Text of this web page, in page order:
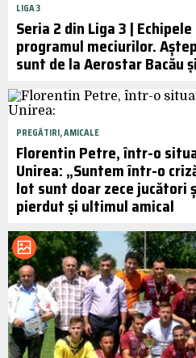
LIGA 3
Seria 2 din Liga 3 |
programul meciurilor.
sunt de la Aerostar Bacău
PREGĂTIRI, AMICALE
Florentin Petre, într-o
Unirea: „Suntem într-o
lot sunt doar zece jucători
pierdut și ultimul amical